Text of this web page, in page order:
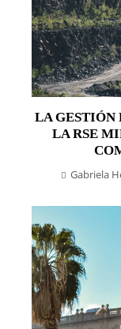
LA GESTIÓN
LA RSE
Gabriela